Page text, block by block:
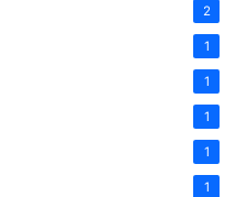
2
1
1
1
1
1